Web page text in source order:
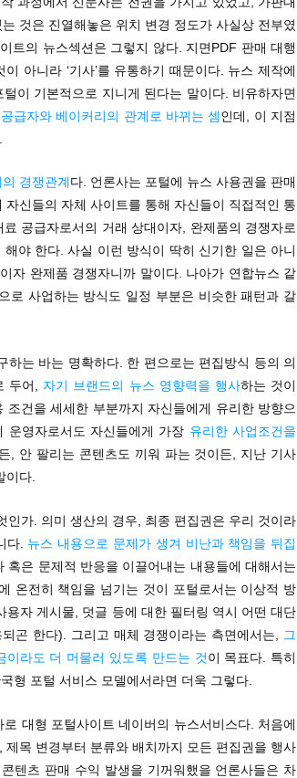
것은 진열해놓은 위치 변경 정도가 사실상 전부였
트의 뉴스섹션은 그렇지 않다. 지면PDF 판매 대행
아니라 ‘기사’를 유통하기 때문이다. 뉴스 제작에
이 기본적으로 지니게 된다는 말이다. 비유하자면
급자와 베이커리의 관계로 바뀌는 셈인데, 이 지점
경쟁관계다. 언론사는 포털에 뉴스 사용권을 판매
신들의 자체 사이트를 통해 자신들이 직접적인 통
공급자로서의 거래 상대이자, 완제품의 경쟁자로
야 한다. 사실 이런 방식이 딱히 신기한 일은 아니
자 완제품 경쟁자니까 말이다. 나아가 연합뉴스 같
로 사업하는 방식도 일정 부분은 비슷한 패턴과 갈
하는 바는 명확하다. 한 편으로는 편집방식 등의 의
두어, 자기 브랜드의 뉴스 영향력을 행사하는 것이
건을 세세한 부분까지 자신들에게 유리한 방향으
운영자로서도 자신들에게 가장 유리한 사업조건을
, 안 팔리는 콘텐츠도 끼워 파는 것이든, 지난 기사
이다.
인가. 의미 생산의 경우, 최종 편집권은 우리 것이라
다. 뉴스 내용으로 문제가 생겨 비난과 책임을 뒤집
혹은 문제적 반응을 이끌어내는 내용들에 대해서는
온전히 책임을 넘기는 것이 포털로서는 이상적 방
용자 게시물, 덧글 등에 대한 필터링 역시 어떤 대단
곤 한다). 그리고 매체 경쟁이라는 측면에서는,
그
라도 더 머물러 있도록 만드는 것이 목표다. 특히
형 포털 서비스 모델에서라면 더욱 그렇다.
대형 포털사이트 네이버의 뉴스서비스다. 처음에
목 변경부터 분류와 배치까지 모든 편집권을 행사
텐츠 판매 수익 발생을 기꺼워했을 언론사들은 차